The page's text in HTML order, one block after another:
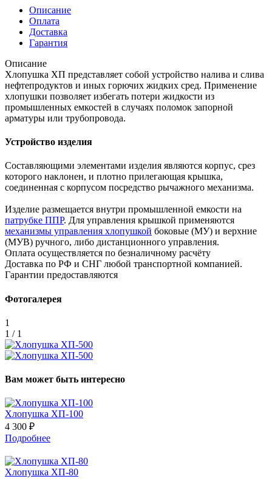
Описание
Оплата
Доставка
Гарантия
Описание
Хлопушка ХП представляет собой устройство налива и слива
нефтепродуктов и иных горючих жидких сред. Применение
хлопушки позволяет избегать потери жидкости из
промышленных емкостей в случаях поломок запорной
арматуры или трубопровода.
Устройство изделия
Составляющими элементами изделия являются корпус, срез
которого наклонен, и плотно прилегающая крышка,
соединенная с корпусом посредство рычажного механизма.
Изделие размещается внутри промышленной емкости на
патрубке ППР. Для управления крышкой применяются
механизмы управления хлопушкой боковые (МУ) и верхние
(МУВ) ручного, либо дистанционного управления.
Оплата осуществляется по безналичному расчёту
Доставка по РФ и СНГ любой транспортной компанией.
Гарантии предоставляются
Фотогалерея
1
1 / 1
Вам может быть интересно
Хлопушка ХП-100
4 300 ₽
Подробнее
Хлопушка ХП-80